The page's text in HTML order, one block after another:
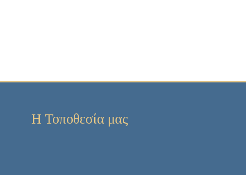
Η Τοποθεσία μας